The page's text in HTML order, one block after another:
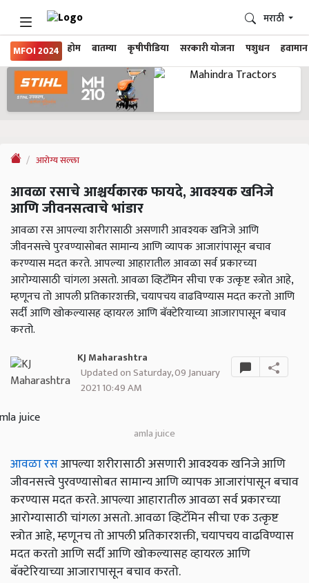
MFOI 2024 होम बातम्या कृषीपीडिया सरकारी योजना पशुधन हवामान
मराठी
आरोग्य सल्ला
आवळा रसाचे आश्चर्यकारक फायदे, आवश्यक खनिजे
आणि जीवनसत्वाचे भांडार
आवळा रस आपल्या शरीरासाठी असणारी आवश्यक खनिजे आणि
जीवनसत्त्वे पुरवण्यासोबत सामान्य आणि व्यापक आजारांपासून बचाव
करण्यास मदत करते. आपल्या आहारातील आवळा सर्व प्रकारच्या
आरोग्यासाठी चांगला असतो. आवळा व्हिटॅमिन सीचा एक उत्कृष्ट स्त्रोत आहे,
म्हणूनच तो आपली प्रतिकारशक्ती, चयापचय वाढविण्यास मदत करतो आणि
सर्दी आणि खोकल्यासह व्हायरल आणि बॅक्टेरियाच्या आजारापासून बचाव
करतो.
KJ Maharashtra
Updated on Saturday, 09 January
2021 10:49 AM
amla juice
आवळा रसआपल्या शरीरासाठी असणारी आवश्यक खनिजे आणि
जीवनसत्त्वे पुरवण्यासोबत सामान्य आणि व्यापक आजारांपासून बचाव
करण्यास मदत करते. आपल्या आहारातील आवळा सर्व प्रकारच्या
आरोग्यासाठी चांगला असतो. आवळा व्हिटॅमिन सीचा एक उत्कृष्ट
स्त्रोत आहे, म्हणूनच तो आपली प्रतिकारशक्ती, चयापचय वाढविण्यास
मदत करतो आणि सर्दी आणि खोकल्यासह व्हायरल आणि
बॅक्टेरियाच्या आजारापासून बचाव करतो.